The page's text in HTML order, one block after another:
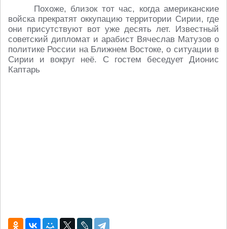
Похоже, близок тот час, когда американские
войска прекратят оккупацию территории Сирии, где
они присутствуют вот уже десять лет. Известный
советский дипломат и арабист Вячеслав Матузов о
политике России на Ближнем Востоке, о ситуации в
Сирии и вокруг неё. С гостем беседует Дионис
Каптарь